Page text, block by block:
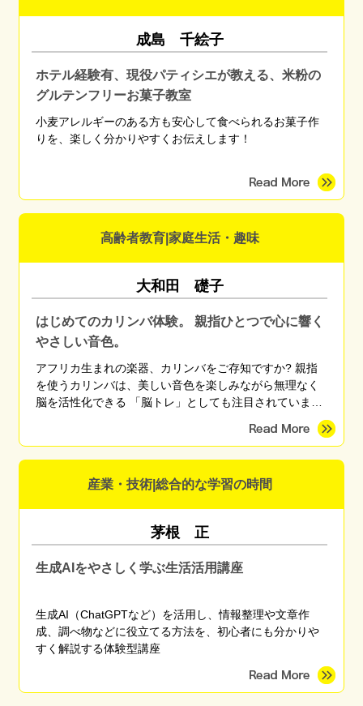
成島 千絵子
ホテル経験有、現役パティシエが教える、米粉の
グルテンフリーお菓子教室
小麦アレルギーのある方も安心して食べられるお菓子作
りを、楽しく分かりやすくお伝えします！
高齢者教育|家庭生活・趣味
大和田 礎子
はじめてのカリンバ体験。 親指ひとつで心に響く
やさしい音色。
アフリカ生まれの楽器、カリンバをご存知ですか? 親指
を使うカリンバは、美しい音色を楽しみながら無理なく
脳を活性化できる 「脳トレ」としても注目されていま
す。 「楽器は初めて」「楽譜が読めない」という方でも
大丈夫。 親指でキーを弾くだけで、 その日からすぐに曲
手のひらサイズの小さな楽器、カリンバが運んでくれ
産業・技術|総合的な学習の時間
茅根 正
生成AIをやさしく学ぶ生活活用講座
生成AI（ChatGPTなど）を活用し、情報整理や文章作
成、調べ物などに役立てる方法を、初心者にも分かりや
すく解説する体験型講座